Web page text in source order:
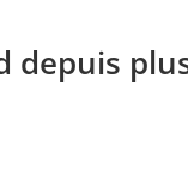
depuis